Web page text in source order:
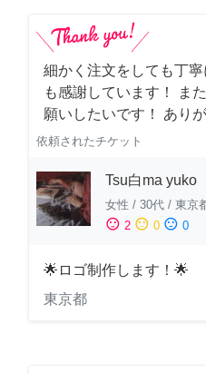
細かく注文をしても丁
も感謝しています！ ま
願いしたいです！ あり
依頼されたチケット
Tsu白ma yuko
女性 / 30代 / 東京
sentiment_satisfied 2 sentiment_neutral 0 sentiment_dissatisfied 0
🌟ロゴ制作します！🌟
東京都